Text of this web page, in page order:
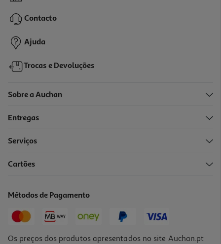
3,99 €
Contacto
Ajuda
Trocas e Devoluções
Sobre a Auchan
Entregas
Serviços
Cartões
Métodos de Pagamento
Os preços dos produtos apresentados no site Auchan.pt